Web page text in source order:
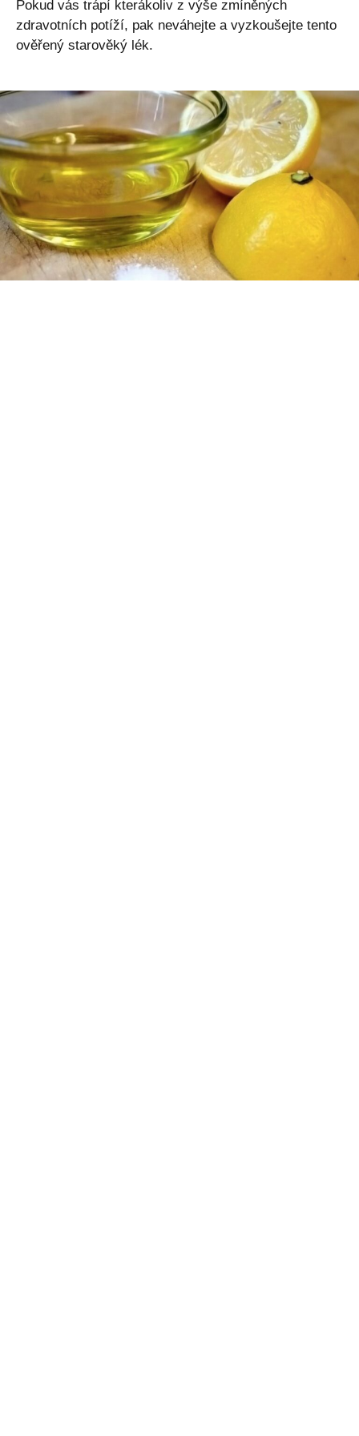
Pokud vás trápí kterákoliv z výše zmíněných
zdravotních potíží, pak neváhejte a vyzkoušejte tento
ověřený starověký lék.